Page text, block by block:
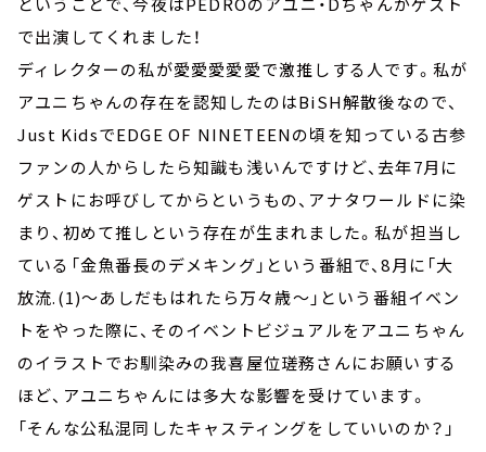
で出演してくれました！
ディレクターの私が愛愛愛愛愛で激推しする人です。私が
アユニちゃんの存在を認知したのはBiSH解散後なので、
Just KidsでEDGE OF NINETEENの頃を知っている古参
ファンの人からしたら知識も浅いんですけど、去年7月に
ゲストにお呼びしてからというもの、アナタワールドに染
まり、初めて推しという存在が生まれました。私が担当し
ている「金魚番長のデメキング」という番組で、8月に「大
放流.(1)～あしだもはれたら万々歳～」という番組イベン
トをやった際に、そのイベントビジュアルをアユニちゃん
のイラストでお馴染みの我喜屋位瑳務さんにお願いする
ほど、アユニちゃんには多大な影響を受けています。
「そんな公私混同したキャスティングをしていいのか？」